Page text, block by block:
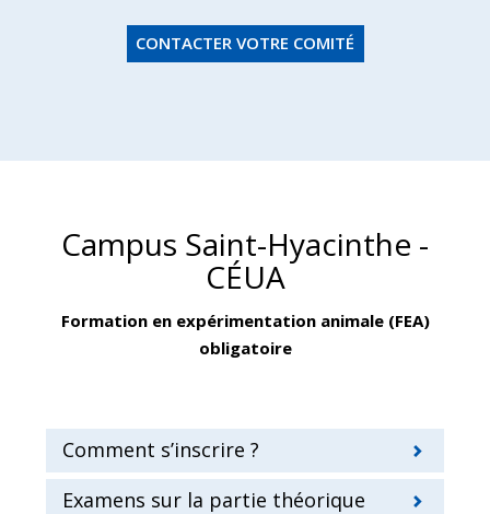
CONTACTER VOTRE COMITÉ
Campus Saint-Hyacinthe -
CÉUA
Formation en expérimentation animale (FEA)
obligatoire
Comment s’inscrire ?
Examens sur la partie théorique